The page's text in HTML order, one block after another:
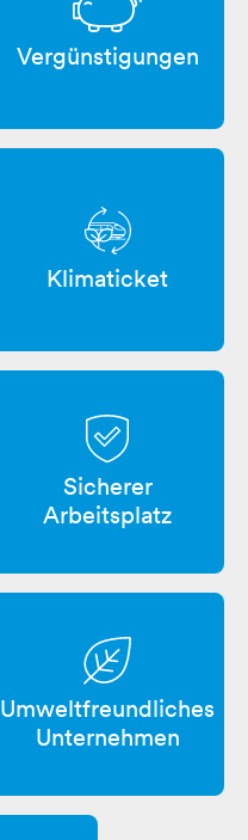
Vergünstigungen
Klimaticket
Sicherer
Arbeitsplatz
Umweltfreundliches
Unternehmen